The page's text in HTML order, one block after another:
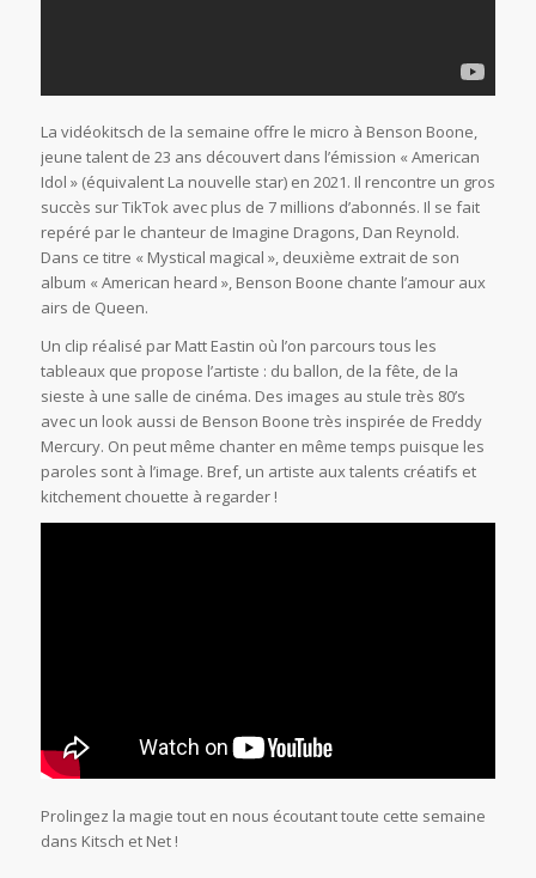
La vidéokitsch de la semaine offre le micro à Benson Boone,
jeune talent de 23 ans découvert dans l’émission « American
Idol » (équivalent La nouvelle star) en 2021. Il rencontre un gros
succès sur TikTok avec plus de 7 millions d’abonnés. Il se fait
repéré par le chanteur de Imagine Dragons, Dan Reynold.
Dans ce titre « Mystical magical », deuxième extrait de son
album « American heard », Benson Boone chante l’amour aux
airs de Queen.
Un clip réalisé par Matt Eastin où l’on parcours tous les
tableaux que propose l’artiste : du ballon, de la fête, de la
sieste à une salle de cinéma. Des images au stule très 80’s
avec un look aussi de Benson Boone très inspirée de Freddy
Mercury. On peut même chanter en même temps puisque les
paroles sont à l’image. Bref, un artiste aux talents créatifs et
kitchement chouette à regarder !
Prolingez la magie tout en nous écoutant toute cette semaine
dans Kitsch et Net !